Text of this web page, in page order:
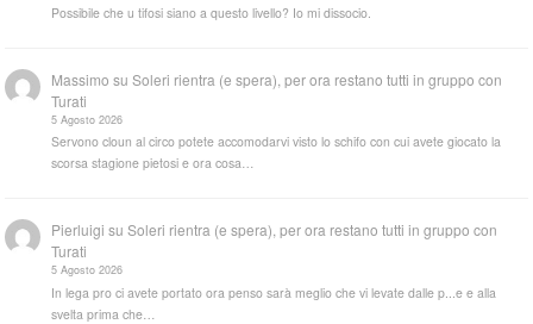
Possibile che u tifosi siano a questo livello? Io mi dissocio.
Massimo suSoleri rientra (e spera), per ora restano tutti in gruppo con
Turati
5 Agosto 2026
Servono cloun al circo potete accomodarvi visto lo schifo con cui avete giocato la
scorsa stagione pietosi e ora cosa…
Pierluigi suSoleri rientra (e spera), per ora restano tutti in gruppo con
Turati
5 Agosto 2026
In lega pro ci avete portato ora penso sarà meglio che vi levate dalle p...e e alla
svelta prima che…